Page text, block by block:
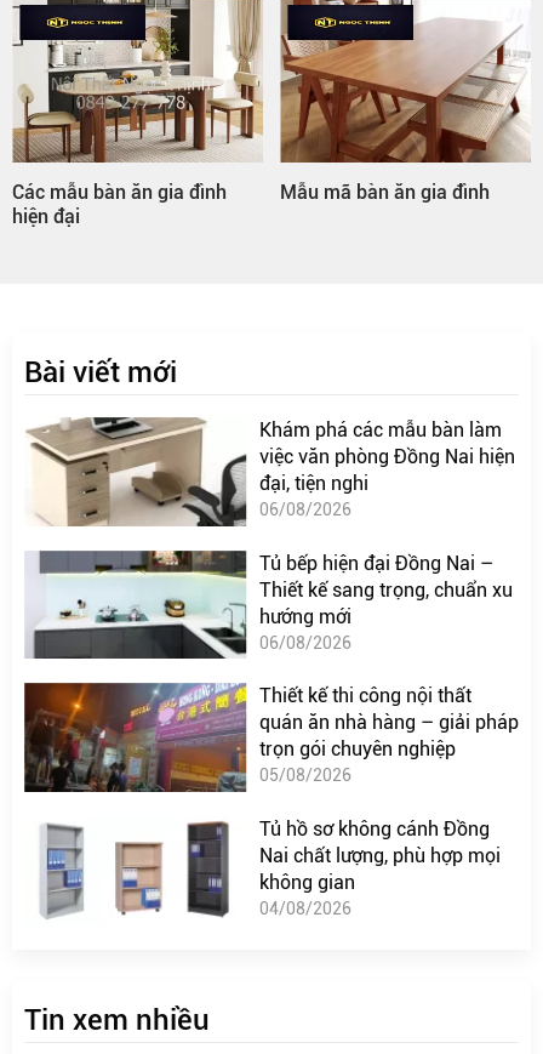
Mẫu mã bàn ăn gia đình Bàn ăn gia đình hình
Bài viết mới
Khám phá các mẫu bàn làm
việc văn phòng Đồng Nai hiện
đại, tiện nghi
06/08/2026
Tủ bếp hiện đại Đồng Nai –
Thiết kế sang trọng, chuẩn xu
hướng mới
06/08/2026
Thiết kế thi công nội thất
quán ăn nhà hàng – giải pháp
trọn gói chuyên nghiệp
05/08/2026
Tủ hồ sơ không cánh Đồng
Nai chất lượng, phù hợp mọi
không gian
04/08/2026
Tin xem nhiều